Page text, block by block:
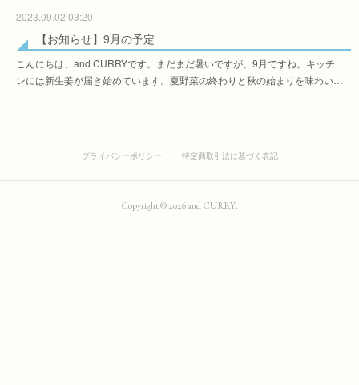
2023.09.02 03:20
【お知らせ】9月の予定
こんにちは、and CURRYです。まだまだ暑いですが、9月ですね。キッチ
ンには新生姜が届き始めています。夏野菜の終わりと秋の始まりを味わい…
プライバシーポリシー 特定商取引法に基づく表記
Copyright ©2026and CURRY.